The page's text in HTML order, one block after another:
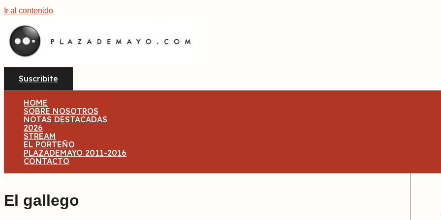
Ir al contenido
Suscribite
HOME
SOBRE NOSOTROS
NOTAS DESTACADAS
2026
STREAM
EL PORTEÑO
PLAZADEMAYO 2011-2016
CONTACTO
El gallego